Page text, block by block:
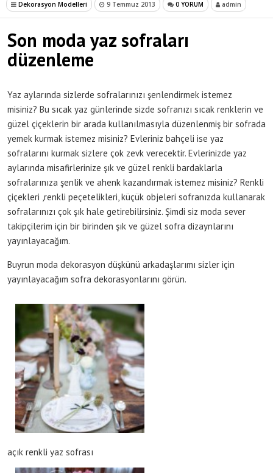
Dekorasyon Modelleri 9 Temmuz 2013 0 YORUM admin
Son moda yaz sofraları
düzenleme
Yaz aylarında sizlerde sofralarınızı şenlendirmek istemez
misiniz? Bu sıcak yaz günlerinde sizde sofranızı sıcak renklerin ve
güzel çiçeklerin bir arada kullanılmasıyla düzenlenmiş bir sofrada
yemek kurmak istemez misiniz? Evleriniz bahçeli ise yaz
sofralarını kurmak sizlere çok zevk verecektir. Evlerinizde yaz
aylarında misafirlerinize şık ve güzel renkli bardaklarla
sofralarınıza şenlik ve ahenk kazandırmak istemez misiniz? Renkli
çiçekleri ,renkli peçetelikleri, küçük objeleri sofranızda kullanarak
sofralarınızı çok şık hale getirebilirsiniz. Şimdi siz moda sever
takipçilerim için bir birinden şık ve güzel sofra dizaynlarını
yayınlayacağım.
Buyrun moda dekorasyon düşkünü arkadaşlarımı sizler için
yayınlayacağım sofra dekorasyonlarını görün.
açık renkli yaz sofrası